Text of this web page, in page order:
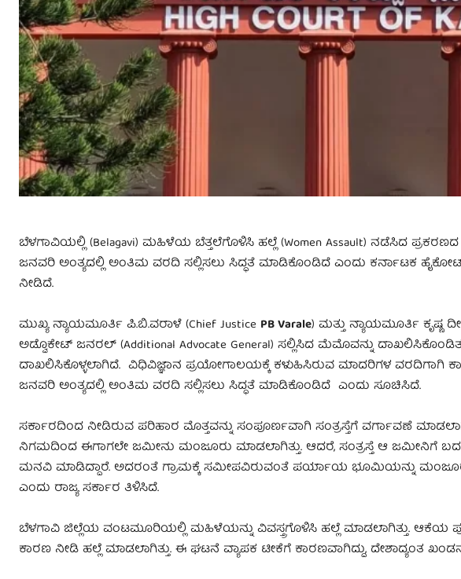
ಬೆಳಗಾವಿಯಲ್ಲಿ (Belagavi) ಮಹಿಳೆಯ ಬೆತ್ತಲೆಗೊಳಿಸಿ ಹಲ್ಲೆ (Women Assault) ನಡೆಸಿದ
ಜನವರಿ ಅಂತ್ಯದಲ್ಲಿ ಅಂತಿಮ ವರದಿ ಸಲ್ಲಿಸಲು ಸಿದ್ಧತೆ ಮಾಡಿಕೊಂಡಿದೆ ಎಂದು ಕರ್ನಾಟಕ
ನೀಡಿದೆ.
ಮುಖ್ಯ ನ್ಯಾಯಮೂರ್ತಿ ಪಿ.ಬಿ.ವರಾಳೆ (Chief Justice PB Varale) ಮತ್ತು ನ್ಯಾಯಮೂರ್ತಿ ಕೃಷ್ಣ
ಅಡ್ವೊಕೇಟ್ ಜನರಲ್ (Additional Advocate General) ಸಲ್ಲಿಸಿದ ಮೆಮೊವನ್ನು
ದಾಖಲಿಸಿಕೊಳ್ಳಲಾಗಿದೆ. ವಿಧಿವಿಜ್ಞಾನ ಪ್ರಯೋಗಾಲಯಕ್ಕೆ ಕಳುಹಿಸಿರುವ ಮಾದರಿಗಳ ವರದಿಗಾಗಿ
ಜನವರಿ ಅಂತ್ಯದಲ್ಲಿ ಅಂತಿಮ ವರದಿ ಸಲ್ಲಿಸಲು ಸಿದ್ಧತೆ ಮಾಡಿಕೊಂಡಿದೆ ಎಂದು ಸೂಚಿಸಿದೆ.
ಸರ್ಕಾರದಿಂದ ನೀಡಿರುವ ಪರಿಹಾರ ಮೊತ್ತವನ್ನು ಸಂಪೂರ್ಣವಾಗಿ ಸಂತ್ರಸ್ತೆಗೆ ವರ್ಗಾವಣೆ
ನಿಗಮದಿಂದ ಈಗಾಗಲೇ ಜಮೀನು ಮಂಜೂರು ಮಾಡಲಾಗಿತ್ತು. ಆದರೆ, ಸಂತ್ರಸ್ತೆ ಆ ಜಮೀನಿಗೆ
ಮನವಿ ಮಾಡಿದ್ದಾರೆ. ಅದರಂತೆ ಗ್ರಾಮಕ್ಕೆ ಸಮೀಪವಿರುವಂತೆ ಪರ್ಯಾಯ ಭೂಮಿಯನ್ನು
ಎಂದು ರಾಜ್ಯ ಸರ್ಕಾರ ತಿಳಿಸಿದೆ.
ಬೆಳಗಾವಿ ಜಿಲ್ಲೆಯ ವಂಟಮೂರಿಯಲ್ಲಿ ಮಹಿಳೆಯನ್ನು ವಿವಸ್ತ್ರಗೊಳಿಸಿ ಹಲ್ಲೆ ಮಾಡಲಾಗಿತ್ತು. ಆಕೆಯ
ಕಾರಣ ನೀಡಿ ಹಲ್ಲೆ ಮಾಡಲಾಗಿತ್ತು. ಈ ಘಟನೆ ವ್ಯಾಪಕ ಟೀಕೆಗೆ ಕಾರಣವಾಗಿದ್ದು, ದೇಶಾದ್ಯಂತ